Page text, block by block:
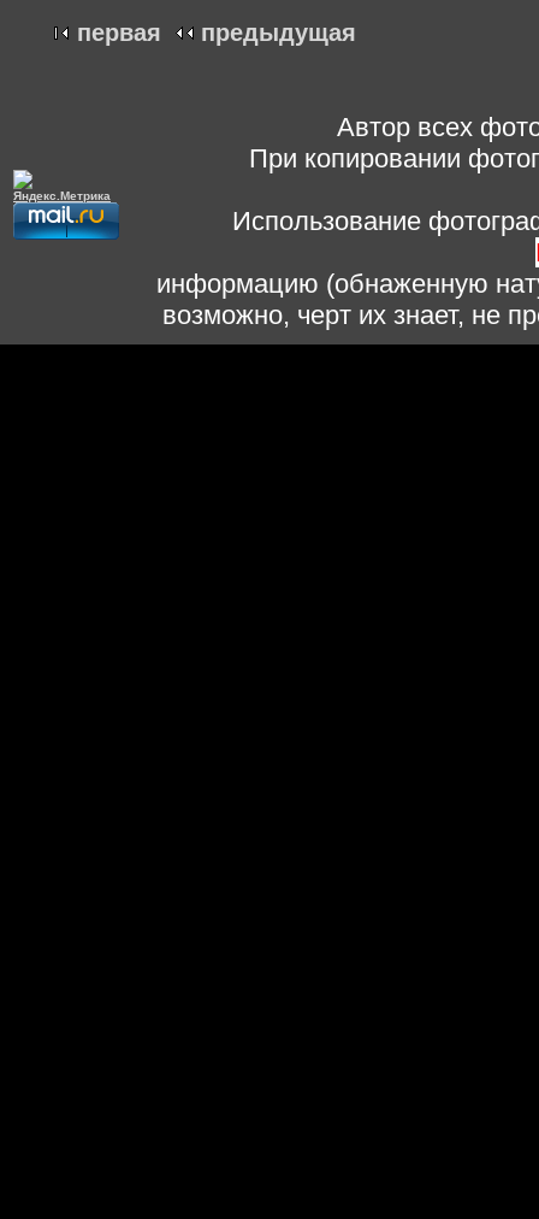
первая предыдущая
Автор всех
При копировании
Использование
информацию (обнаженную
возможно, черт их знает, не